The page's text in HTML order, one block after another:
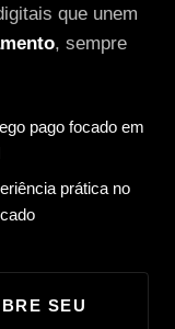
que unem
, sempre
pago focado em
prática no
SEU